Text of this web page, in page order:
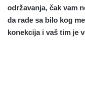
održavanja, čak vam
da rade sa bilo kog
konekcija i vaš tim je